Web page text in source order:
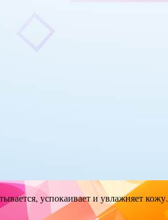
успокаивает и увлажняет кожу.